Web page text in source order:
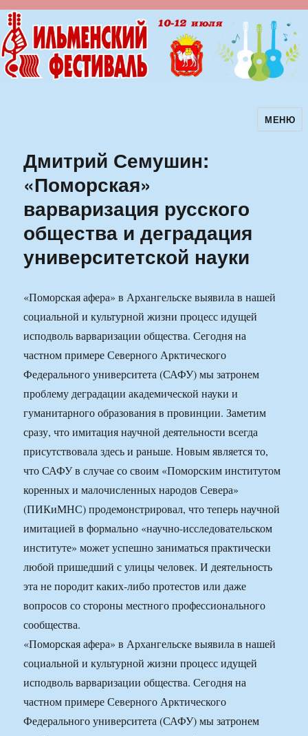
Ильменский фестиваль авторскойМЕНЮ
Дмитрий Семушин:
«Поморская»
варваризация русского
общества и деградация
университетской науки
«Поморская афера» в Архангельске выявила в нашей
социальной и культурной жизни процесс идущей
исподволь варваризации общества. Сегодня на
частном примере Северного Арктического
Федерального университета (САФУ) мы затронем
проблему деградации академической науки и
гуманитарного образования в провинции. Заметим
сразу, что имитация научной деятельности всегда
присутствовала здесь и раньше. Новым является то,
что САФУ в случае со своим «Поморским институтом
коренных и малочисленных народов Севера»
(ПИКиМНС) продемонстрировал, что теперь научной
имитацией в формально «научно-исследовательском
институте» может успешно заниматься практически
любой пришедший с улицы человек. И деятельность
эта не породит каких-либо протестов или даже
вопросов со стороны местного профессионального
сообщества.
«Поморская афера» в Архангельске выявила в нашей
социальной и культурной жизни процесс идущей
исподволь варваризации общества. Сегодня на
частном примере Северного Арктического
Федерального университета (САФУ) мы затронем